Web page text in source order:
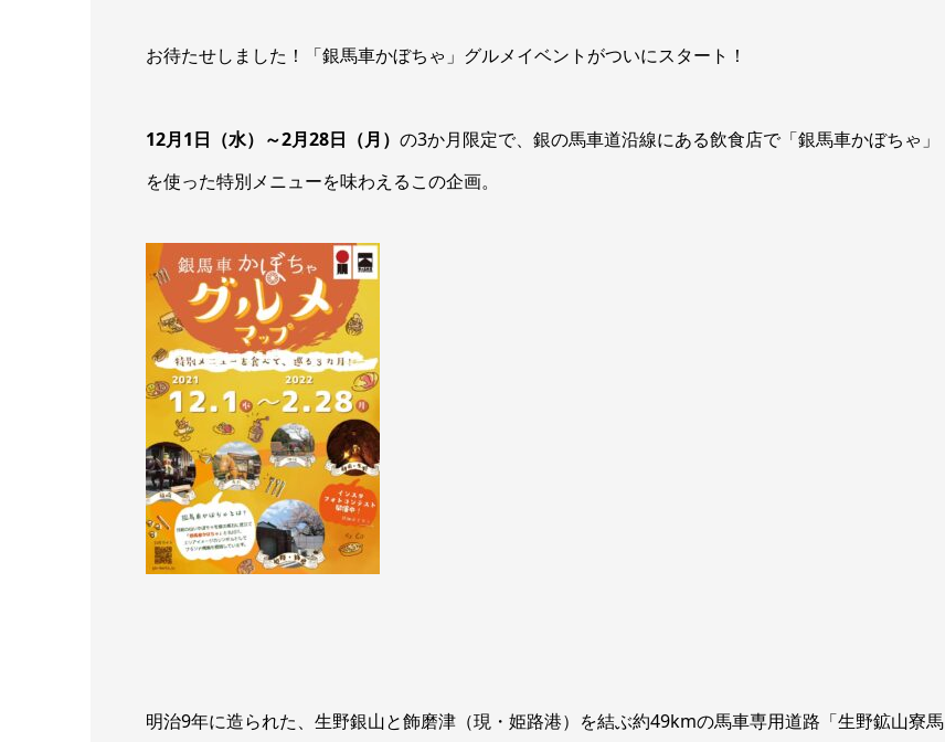
お待たせしました！「銀馬車かぼちゃ」グルメイベントがついにスタート！
12月1日（水）～2月28日（月） の3か月限定で、銀の馬車道沿線にある飲食店で「銀馬車かぼちゃ」
を使った特別メニューを味わえるこの企画。
明治9年に造られた、生野銀山と飾磨津（現・姫路港）を結ぶ約49kmの馬車専用道路「生野鉱山寮馬